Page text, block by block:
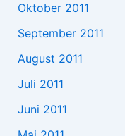
Oktober 2011
September 2011
August 2011
Juli 2011
Juni 2011